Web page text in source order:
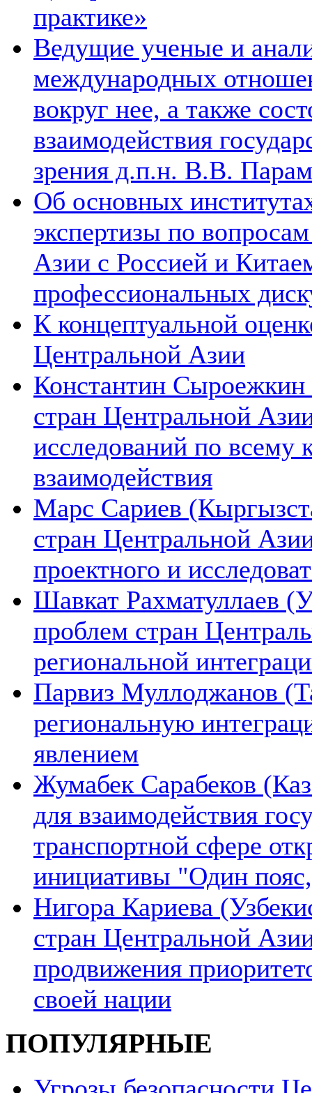
практике»
Ведущие ученые и
международных
вокруг нее, а также
взаимодействия
зрения д.п.н. В.В.
Об основных
экспертизы по
Азии с Россией и
профессиональных
К концептуальной
Центральной Азии
Константин Сыроежкин
стран Центральной
исследований по всему
взаимодействия
Марс Сариев
стран Центральной
проектного и
Шавкат Рахматуллаев
проблем стран
региональной
Парвиз Муллоджанов
региональную
явлением
Жумабек Сарабеков
для взаимодействия
транспортной сфере
инициативы "Один
Нигора Кариева
стран Центральной
продвижения
своей нации
ПОПУЛЯРНЫЕ